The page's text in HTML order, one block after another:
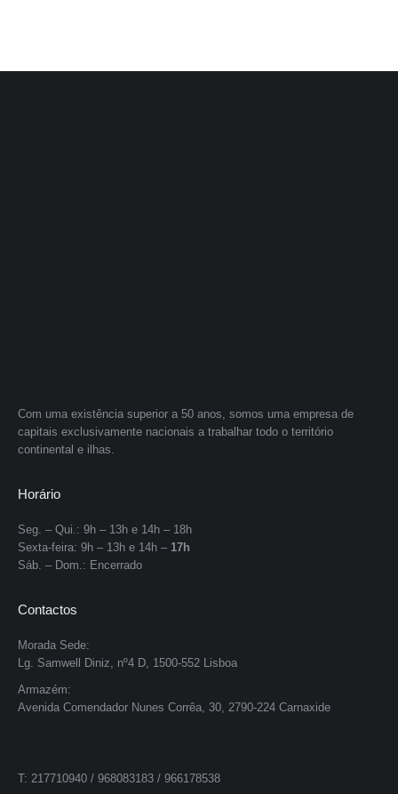
Com uma existência superior a 50 anos, somos uma empresa de
capitais exclusivamente nacionais a trabalhar todo o território
continental e ilhas.
Horário
Seg. – Qui.: 9h – 13h e 14h – 18h
Sexta-feira: 9h – 13h e 14h – 17h
Sáb. – Dom.: Encerrado
Contactos
Morada Sede:
Lg. Samwell Diniz, nº4 D, 1500-552 Lisboa
Armazém:
Avenida Comendador Nunes Corrêa, 30, 2790-224 Carnaxide
T: 217710940 / 968083183 / 966178538